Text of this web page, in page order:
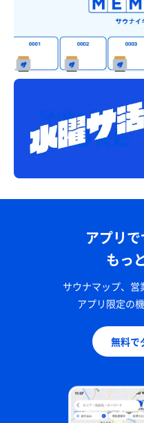
アプリ
もっ
サウナマップ、営
アプリ限定の
無料で